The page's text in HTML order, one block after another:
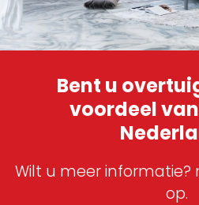
Bent u
voordeel van
Wilt u meer informatie?
op.